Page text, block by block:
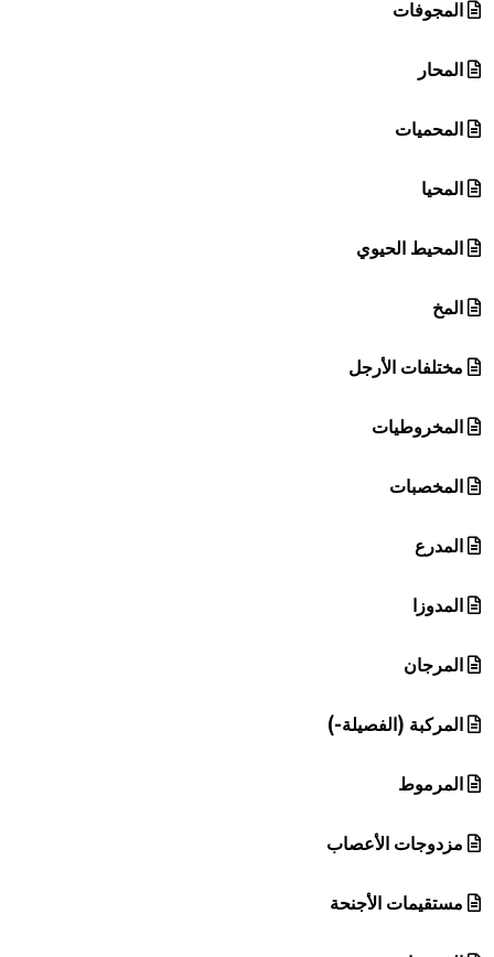
المجوفات
المحار
المحميات
المحيا
المحيط الحيوي
المخ
مختلفات الأرجل
المخروطيات
المخصبات
المدرع
المدوزا
المرجان
المركبة (الفصيلة-)
المرموط
مزدوجات الأعصاب
مستقيمات الأجنحة